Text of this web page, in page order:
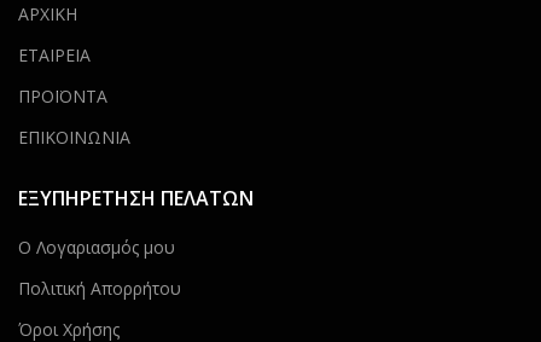
ΑΡΧΙΚΗ
ΕΤΑΙΡΕΙΑ
ΠΡΟΪΟΝΤΑ
ΕΠΙΚΟΙΝΩΝΙΑ
ΕΞΥΠΗΡΕΤΗΣΗ ΠΕΛΑΤΩΝ
Ο Λογαριασμός μου
Πολιτική Απορρήτου
Όροι Χρήσης